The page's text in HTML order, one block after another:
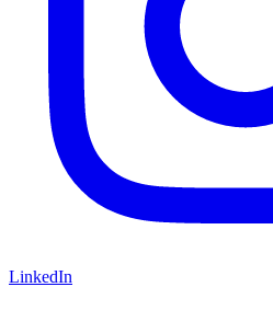
LinkedIn